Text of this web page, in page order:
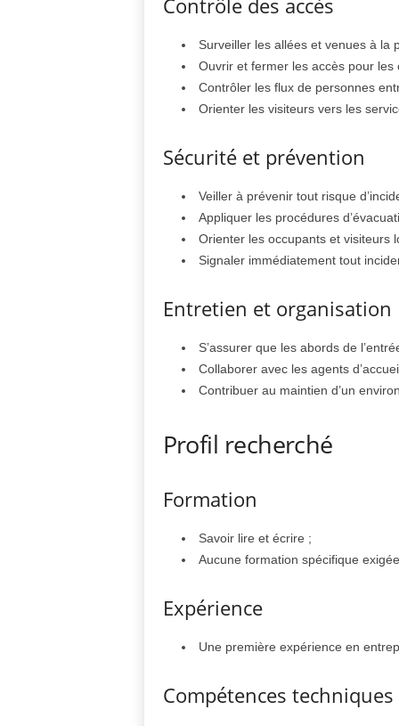
Contrôle des accès
Surveiller les allées et venues à la
Ouvrir et fermer les accès pour les
Contrôler les flux de personnes
Orienter les visiteurs vers les
Sécurité et prévention
Veiller à prévenir tout risque
Appliquer les procédures
Orienter les occupants et visiteurs
Signaler immédiatement tout
Entretien et organisation
S’assurer que les abords de
Collaborer avec les agents
Contribuer au maintien d’un
Profil recherché
Formation
Savoir lire et écrire ;
Aucune formation spécifique
Expérience
Une première expérience en
Compétences techniques